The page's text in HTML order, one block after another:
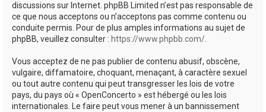
discussions sur Internet. phpBB Limited n’est pas responsable de
ce que nous acceptons ou n’acceptons pas comme contenu ou
conduite permis. Pour de plus amples informations au sujet de
phpBB, veuillez consulter : https://www.phpbb.com/.
Vous acceptez de ne pas publier de contenu abusif, obscène,
vulgaire, diffamatoire, choquant, menaçant, à caractère sexuel
ou tout autre contenu qui peut transgresser les lois de votre
pays, du pays où « OpenConcerto » est hébergé ou les lois
internationales. Le faire peut vous mener à un bannissement